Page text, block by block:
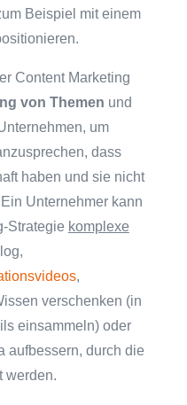
Beispiel mit einem
Content Marketing
von Themen und
um
dass
haben und sie nicht
Unternehmer kann
Strategie komplexe
,
verschenken (in
einsammeln) oder
aufbessern, durch die
werden.